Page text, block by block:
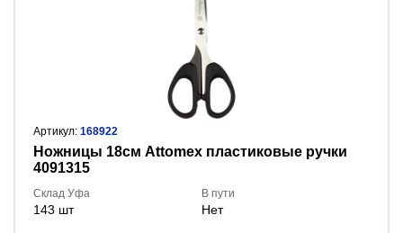
Артикул: 168922
Ножницы 18см Attomex пластиковые ручки
4091315
Склад Уфа
143 шт
В пути
Нет